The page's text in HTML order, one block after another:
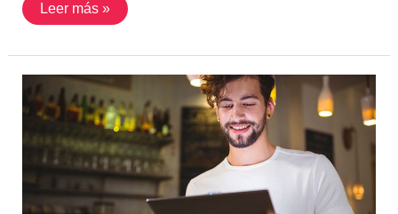
Leer más »
administración
en
las
MYPEs
peruanas:
desafíos
actuales
y